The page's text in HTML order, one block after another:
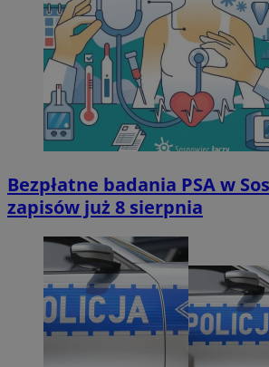
Bezpłatne badania PSA w
zapisów już 8 sierpnia